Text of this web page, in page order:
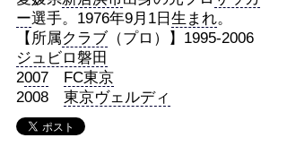
ー選手。1976年9月1日 生まれ。
【所属クラブ（プロ）】1995-2006
ジュビロ磐田
2007
FC東京
2008 東京ヴェルディ